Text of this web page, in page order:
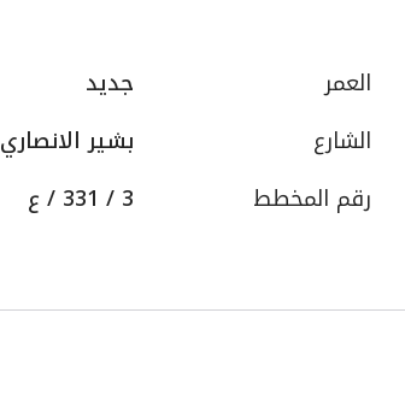
العمر
جديد
الشارع
بشير الانصاري
رقم المخطط
3 / 331 / ع